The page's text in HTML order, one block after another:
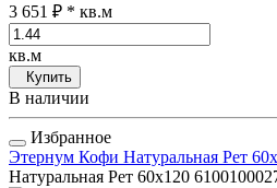
3 651 ₽ * кв.м
кв.м
Купить
В наличии
Избранное
Этернум Кофи Натуральная Рет
Натуральная Рет 60x120